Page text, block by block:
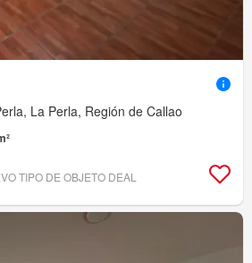
La Perla, Región de Callao
TIPO DE OBJETO DEAL